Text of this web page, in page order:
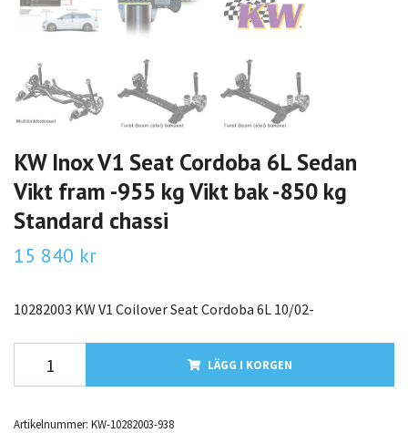
KW Inox V1 Seat Cordoba 6L Sedan
Vikt fram -955 kg Vikt bak -850 kg
Standard chassi
15 840 kr
10282003 KW V1 Coilover Seat Cordoba 6L 10/02-
LÄGG I KORGEN
Artikelnummer: KW-10282003-938